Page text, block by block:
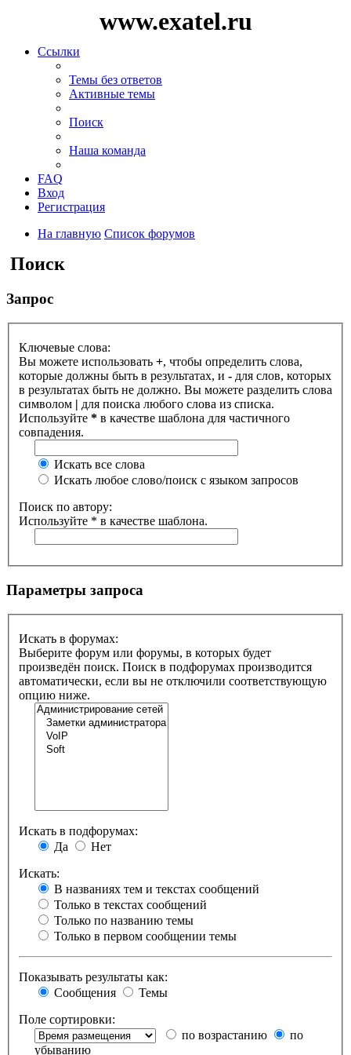
www.exatel.ru
Ссылки
Темы без ответов
Активные темы
Поиск
Наша команда
FAQ
Вход
Регистрация
На главную Список форумов
Поиск
Запрос
Ключевые слова:
Вы можете использовать +, чтобы определить слова,
которые должны быть в результатах, и - для слов, которых
в результатах быть не должно. Вы можете разделить слова
символом | для поиска любого слова из списка.
Используйте * в качестве шаблона для частичного
совпадения.
Искать все слова
Искать любое слово/поиск с языком запросов
Поиск по автору:
Используйте * в качестве шаблона.
Параметры запроса
Искать в форумах:
Выберите форум или форумы, в которых будет
произведён поиск. Поиск в подфорумах производится
автоматически, если вы не отключили соответствующую
опцию ниже.
Искать в подфорумах:
Да
Нет
Искать:
В названиях тем и текстах сообщений
Только в текстах сообщений
Только по названию темы
Только в первом сообщении темы
Показывать результаты как:
Сообщения
Темы
Поле сортировки:
по возрастанию
по
убыванию